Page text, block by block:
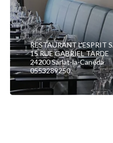
RESTAURANT L'ESPRIT
15 RUE GABRIEL TARDE
24200 Sarlat-la-Canéda
0553289250